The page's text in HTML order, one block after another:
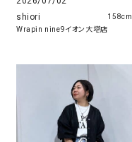
shiori
Wrapin nine9イオン大塔店
158cm